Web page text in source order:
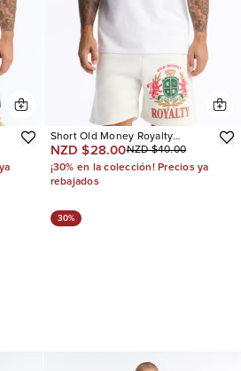
Short Old Money Royalty
Relaxed Sweat
NZD $28.00NZD $40.00
¡30% en la colección! Precios ya
rebajados
30%